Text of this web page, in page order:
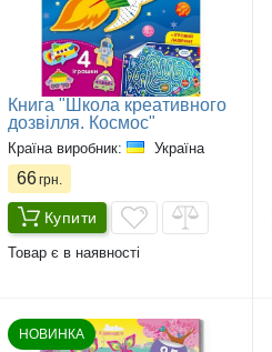
Книга "Школа креативного
дозвілля. Космос"
Країна виробник: Україна
66грн.
Купити
Товар є в наявності
НОВИНКА